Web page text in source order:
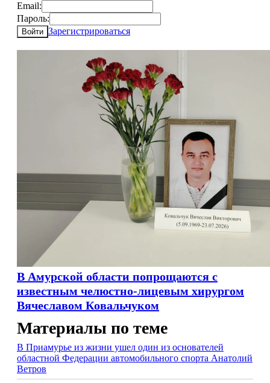
Email:
Пароль:
Войти Зарегистрироваться
В Амурской области попрощаются с
известным челюстно-лицевым хирургом
Вячеславом Ковальчуком
Материалы по теме
В Приамурье из жизни ушел один из основателей
областной Федерации автомобильного спорта Анатолий
Ветров